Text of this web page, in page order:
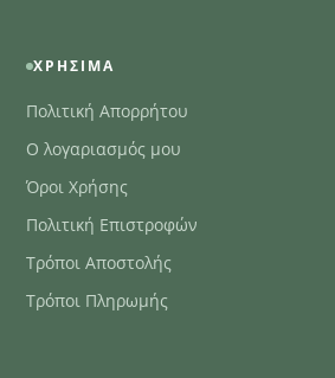
ΧΡΉΣΙΜΑ
Πολιτική Απορρήτου
Ο λογαριασμός μου
Όροι Χρήσης
Πολιτική Επιστροφών
Τρόποι Αποστολής
Τρόποι Πληρωμής